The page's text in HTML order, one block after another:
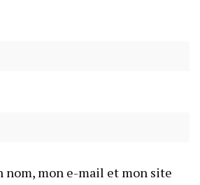
nom, mon e-mail et mon site